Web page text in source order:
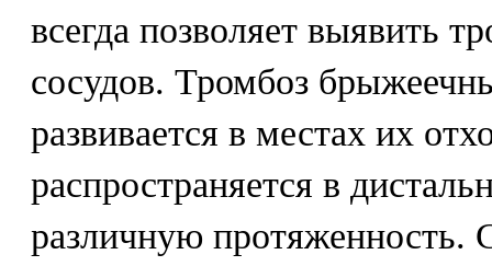
всегда позволяет выявить
сосудов. Тромбоз
развивается в местах их
распространяется в
различную протяженность.